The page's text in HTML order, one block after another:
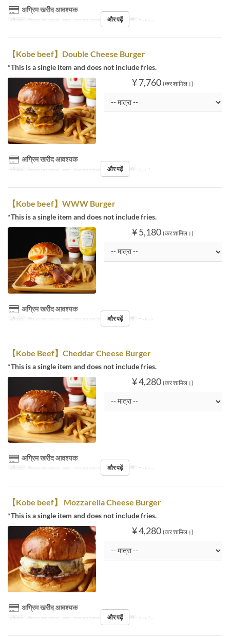
अग्रिम खरीद आवश्यक
भोजन दोपहर का खाना, चाय, रात का खाना सीट की श्रेणी Eat-in
और पढ़ें
【Kobe beef】Double Cheese Burger
*This is a single item and does not include fries.
¥ 7,760 (कर शामिल।)
अग्रिम खरीद आवश्यक
भोजन दोपहर का खाना, चाय, रात का खाना सीट की श्रेणी Eat-in
और पढ़ें
【Kobe beef】WWW Burger
*This is a single item and does not include fries.
¥ 5,180 (कर शामिल।)
अग्रिम खरीद आवश्यक
भोजन दोपहर का खाना, चाय, रात का खाना सीट की श्रेणी Eat-in
और पढ़ें
【Kobe Beef】Cheddar Cheese Burger
*This is a single item and does not include fries.
¥ 4,280 (कर शामिल।)
अग्रिम खरीद आवश्यक
भोजन दोपहर का खाना, चाय, रात का खाना सीट की श्रेणी Eat-in
और पढ़ें
【Kobe beef】 Mozzarella Cheese Burger
*This is a single item and does not include fries.
¥ 4,280 (कर शामिल।)
अग्रिम खरीद आवश्यक
भोजन दोपहर का खाना, चाय, रात का खाना सीट की श्रेणी Eat-in
और पढ़ें